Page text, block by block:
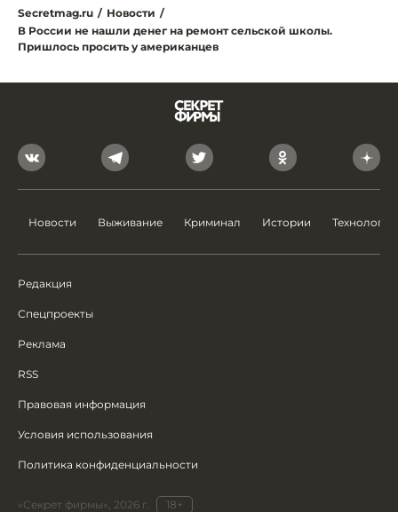
Secretmag.ru / Новости /
В России не нашли денег на ремонт сельской школы.
Пришлось просить у американцев
Новости Выживание Криминал Истории Технологии
Редакция
Спецпроекты
Реклама
RSS
Правовая информация
Условия использования
Политика конфиденциальности
«Секрет фирмы», 2026 г. 18+